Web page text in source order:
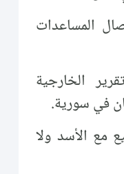
المساعدات
الخارجية
في سورية.
مع الأسد ولا